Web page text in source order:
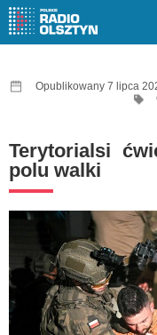
Opublikowany 7 lipca
Terytorialsi
polu walki